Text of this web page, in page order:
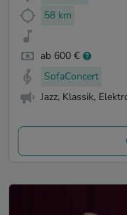
58 km
ab 600 €
SofaConcert
Jazz, Klassik,